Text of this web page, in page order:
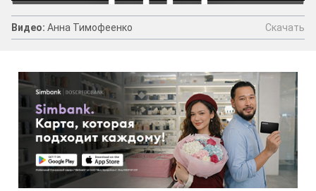
Видео:
Видео: Анна Тимофеенко Скачать